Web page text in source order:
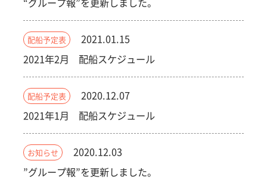
配船予定表
2021.01.15
2021年2月 配船スケジュール
配船予定表
2020.12.07
2021年1月 配船スケジュール
お知らせ
2020.12.03
”グループ報”を更新しました。